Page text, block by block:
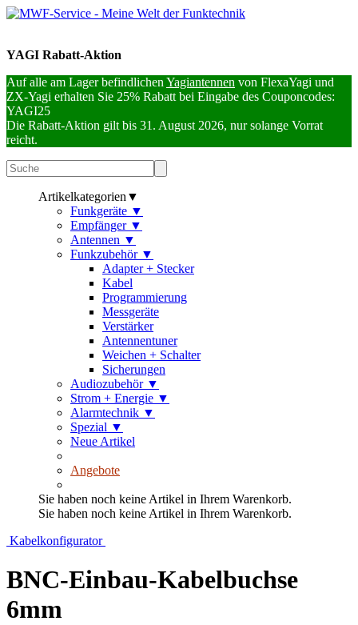
YAGI Rabatt-Aktion
Auf alle am Lager befindlichen Yagiantennen von FlexaYagi und
ZX-Yagi erhalten Sie 25% Rabatt bei Eingabe des Couponcodes:
YAGI25
Die Rabatt-Aktion gilt bis 31. August 2026, nur solange Vorrat
reicht.
Artikelkategorien ▼
Funkgeräte ▼
Empfänger ▼
Antennen ▼
Funkzubehör ▼
Adapter + Stecker
Kabel
Programmierung
Messgeräte
Verstärker
Antennentuner
Weichen + Schalter
Sicherungen
Audiozubehör ▼
Strom + Energie ▼
Alarmtechnik ▼
Spezial ▼
Neue Artikel
Angebote
Sie haben noch keine Artikel in Ihrem Warenkorb.
Sie haben noch keine Artikel in Ihrem Warenkorb.
Kabelkonfigurator
BNC-Einbau-Kabelbuchse
6mm